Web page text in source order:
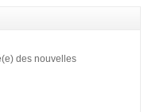
des nouvelles